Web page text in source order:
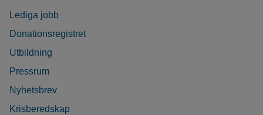
Lediga jobb
Donationsregistret
Utbildning
Pressrum
Nyhetsbrev
Krisberedskap